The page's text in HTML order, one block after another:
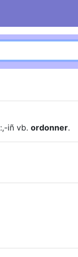
:,-iñ vb. ordonner.